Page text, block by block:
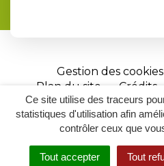
Ce site utilise des traceurs
statistiques d'utilisation afin
contrôler ceux que
Tout accepter Tout
Gestion des cookies
Plan du site
Crédits
Site
réalisé
par